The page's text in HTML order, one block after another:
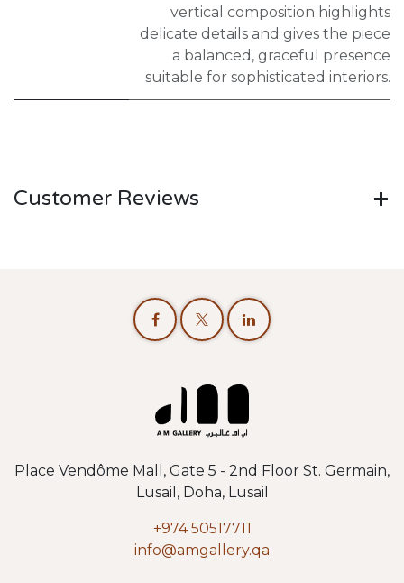
vertical composition highlights
delicate details and gives the piece
a balanced, graceful presence
suitable for sophisticated interiors.
Customer Reviews
Place Vendôme Mall, Gate 5 - 2nd Floor St. Germain,
Lusail, Doha, Lusail
+974 50517711
info@amgallery.qa